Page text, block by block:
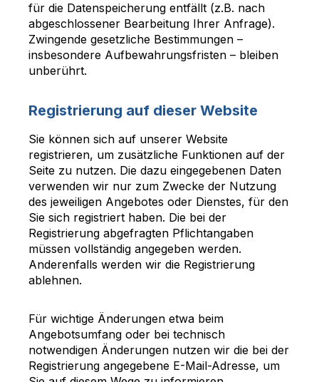
für die Datenspeicherung entfällt (z.B. nach
abgeschlossener Bearbeitung Ihrer Anfrage).
Zwingende gesetzliche Bestimmungen –
insbesondere Aufbewahrungsfristen – bleiben
unberührt.
Registrierung auf dieser Website
Sie können sich auf unserer Website
registrieren, um zusätzliche Funktionen auf der
Seite zu nutzen. Die dazu eingegebenen Daten
verwenden wir nur zum Zwecke der Nutzung
des jeweiligen Angebotes oder Dienstes, für den
Sie sich registriert haben. Die bei der
Registrierung abgefragten Pflichtangaben
müssen vollständig angegeben werden.
Anderenfalls werden wir die Registrierung
ablehnen.
Für wichtige Änderungen etwa beim
Angebotsumfang oder bei technisch
notwendigen Änderungen nutzen wir die bei der
Registrierung angegebene E-Mail-Adresse, um